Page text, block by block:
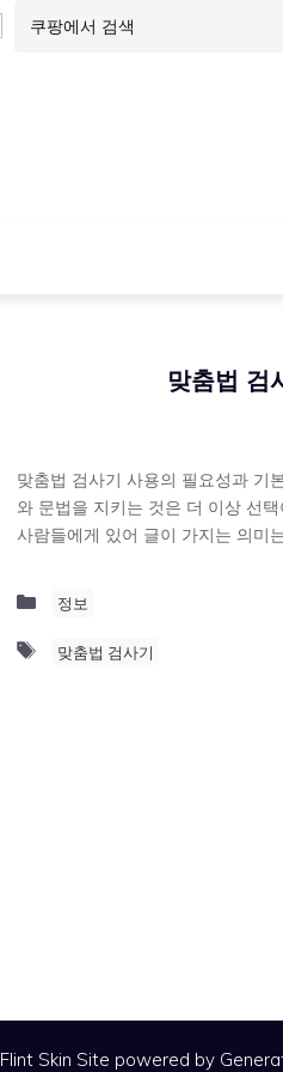
맞춤법 검
맞춤법 검사기 사용의 필요성과 기
와 문법을 지키는 것은 더 이상 선
사람들에게 있어 글이 가지는 의미
Categories
정보
Tags
맞춤법 검사기
Flint Skin Site powered by